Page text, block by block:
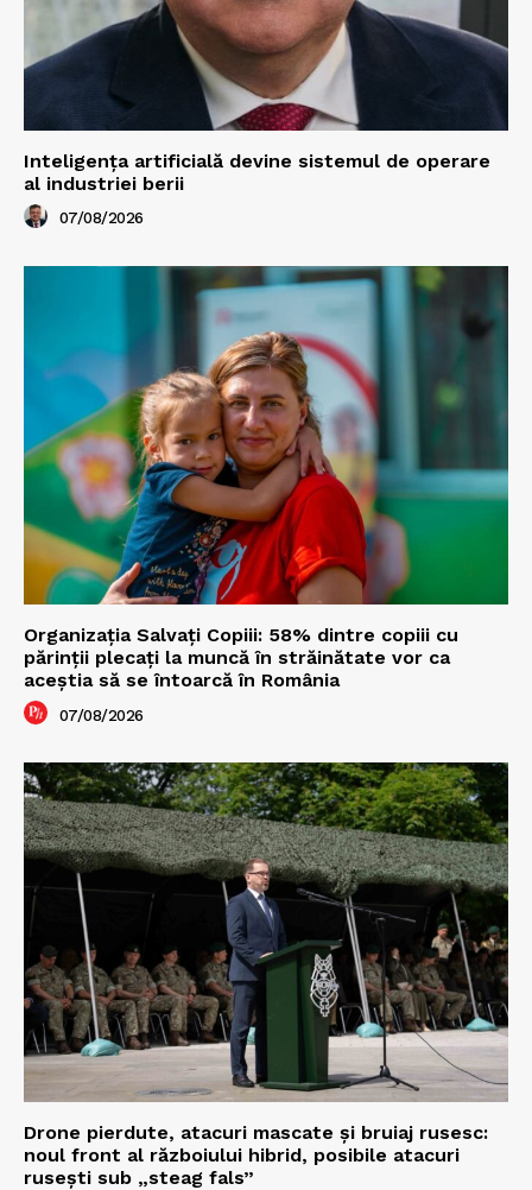
Inteligența artificială devine sistemul de operare
al industriei berii
07/08/2026
Organizația Salvați Copiii: 58% dintre copiii cu
părinții plecați la muncă în străinătate vor ca
aceștia să se întoarcă în România
07/08/2026
Drone pierdute, atacuri mascate și bruiaj rusesc:
noul front al războiului hibrid, posibile atacuri
rusești sub „steag fals”